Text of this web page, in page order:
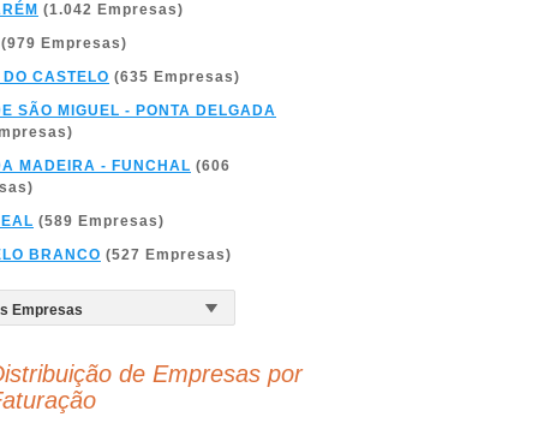
(1.042 Empresas)
(979 Empresas)
CASTELO (635 Empresas)
SÃO MIGUEL - PONTA DELGADA
MADEIRA - FUNCHAL (606
(589 Empresas)
BRANCO (527 Empresas)
de Empresas por